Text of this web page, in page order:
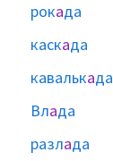
рокада
каскада
кавалькада
Влада
разлада